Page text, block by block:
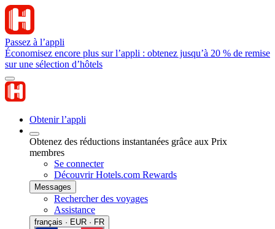
Passez à l’appli
Économisez encore plus sur l’appli : obtenez jusqu’à 20 % de remise
sur une sélection d’hôtels
Obtenir l’appli
Obtenez des réductions instantanées grâce aux Prix
membres
Se connecter
Découvrir Hotels.com Rewards
Messages
Rechercher des voyages
Assistance
français · EUR · FR